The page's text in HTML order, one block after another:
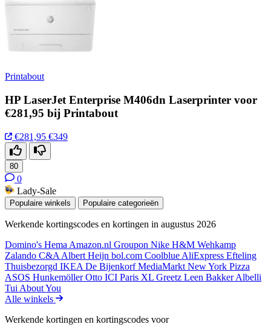
Printabout
HP LaserJet Enterprise M406dn Laserprinter voor
€281,95 bij Printabout
€281,95 €349
80
0
Lady-Sale
Populaire winkels Populaire categorieën
Werkende kortingscodes en kortingen in augustus 2026
Domino's Hema Amazon.nl Groupon Nike H&M Wehkamp
Zalando C&A Albert Heijn bol.com Coolblue AliExpress Efteling
Thuisbezorgd IKEA De BijenkorfMediaMarkt New York Pizza
ASOS HunkemöllerOtto ICI Paris XL Greetz Leen BakkerAlbelli
Tui About You
Alle winkels
Werkende kortingen en kortingscodes voor